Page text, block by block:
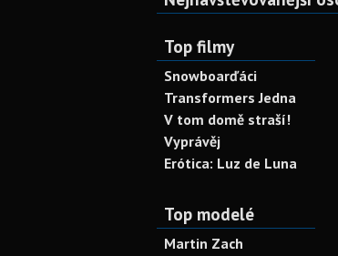
Top filmy
Snowboarďáci
Transformers Jedna
V tom domě straší!
Vyprávěj
Erótica: Luz de Luna
Top modelé
Martin Zach